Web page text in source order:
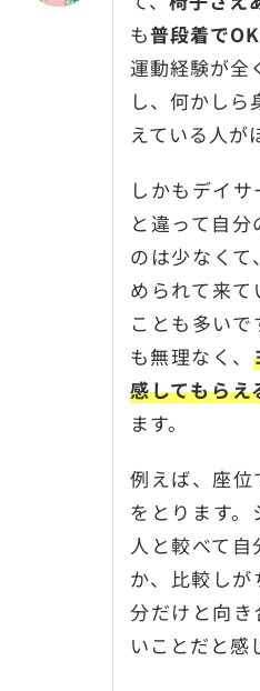
も普段着でOK
運動経験が全
し、何かしら
えている人が
しかもデイ
と違って自
のは少なく
められて来
ことも多い
も無理なく、
感してもらえ
ます。
例えば、座位
をとります
人と較べて自
か、比較しが
分だけと向き
いことだと感